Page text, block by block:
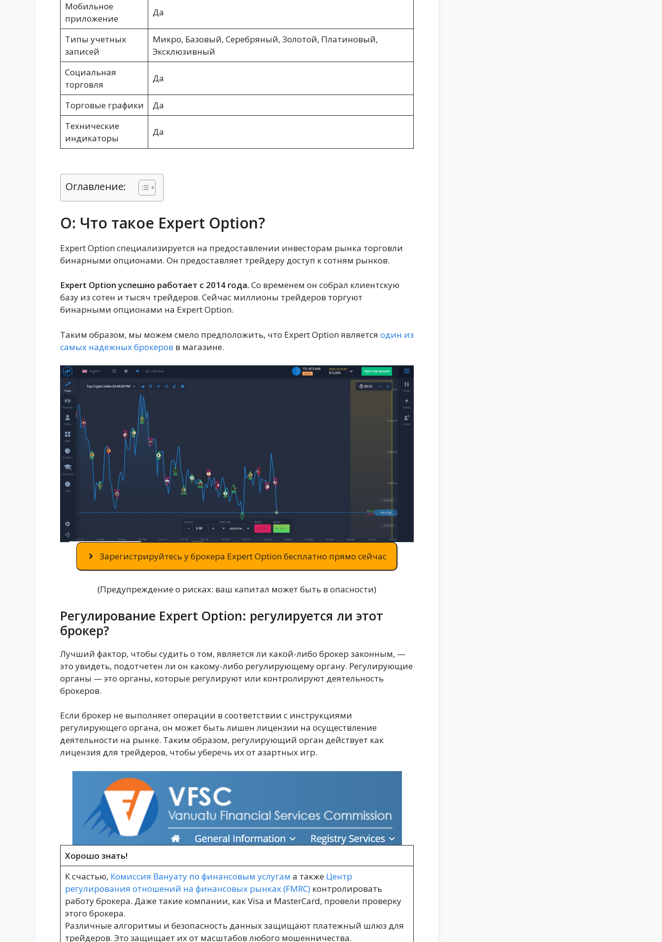
Мобильное
приложение
Да
Типы учетных
записей
Микро, Базовый, Серебряный, Золотой, Платиновый,
Эксклюзивный
Социальная
торговля
Да
Торговые графики
Да
Технические
индикаторы
Да
Оглавление:
О: Что такое Expert Option?
Expert Option специализируется на предоставлении инвесторам рынка торговли
бинарными опционами. Он предоставляет трейдеру доступ к сотням рынков.
Expert Option успешно работает с 2014 года. Со временем он собрал клиентскую
базу из сотен и тысяч трейдеров. Сейчас миллионы трейдеров торгуют
бинарными опционами на Expert Option.
Таким образом, мы можем смело предположить, что Expert Option является один из
самых надежных брокеров в магазине.
Зарегистрируйтесь у брокера Expert Option бесплатно прямо сейчас
(Предупреждение о рисках: ваш капитал может быть в опасности)
Регулирование Expert Option: регулируется ли этот
брокер?
Лучший фактор, чтобы судить о том, является ли какой-либо брокер законным, —
это увидеть, подотчетен ли он какому-либо регулирующему органу. Регулирующие
органы — это органы, которые регулируют или контролируют деятельность
брокеров.
Если брокер не выполняет операции в соответствии с инструкциями
регулирующего органа, он может быть лишен лицензии на осуществление
деятельности на рынке. Таким образом, регулирующий орган действует как
лицензия для трейдеров, чтобы уберечь их от азартных игр.
Хорошо знать!
К счастью, Комиссия Вануату по финансовым услугам а также Центр
регулирования отношений на финансовых рынках (FMRC)контролировать
работу брокера. Даже такие компании, как Visa и MasterCard, провели проверку
этого брокера.
Различные алгоритмы и безопасность данных защищают платежный шлюз для
трейдеров. Это защищает их от масштабов любого мошенничества.